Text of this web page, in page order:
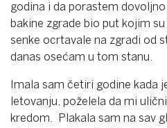
godina i da porastem
bakine zgrade bio put kojim
senke ocrtavale na zgradi od
danas osećam u tom stanu.
Imala sam četiri godine kada
letovanju, poželela da mi
kredom. Plakala sam na sav